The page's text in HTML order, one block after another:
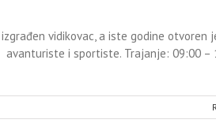
vidikovac, a iste godine otvoren
i sportiste. Trajanje: 09:00 –